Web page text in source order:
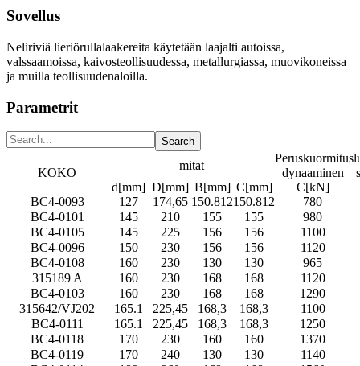
Sovellus
Neliriviä lieriörullalaakereita käytetään laajalti autoissa,
valssaamoissa, kaivosteollisuudessa, metallurgiassa, muovikoneissa
ja muilla teollisuudenaloilla.
Parametrit
KOKO
mitat
dynaaminen
d[mm] D[mm] B[mm] C[mm]
C[kN]
BC4-0093
127 174,65 150.812150.812
780
BC4-0101
145 210 155 155
980
BC4-0105
145 225 156 156
1100
BC4-0096
150 230 156 156
1120
BC4-0108
160 230 130 130
965
315189 A
160 230 168 168
1120
BC4-0103
160 230 168 168
1290
315642/VJ202
165.1 225,45 168,3 168,3
1100
BC4-0111
165.1 225,45 168,3 168,3
1250
BC4-0118
170 230 160 160
1370
BC4-0119
170 240 130 130
1140